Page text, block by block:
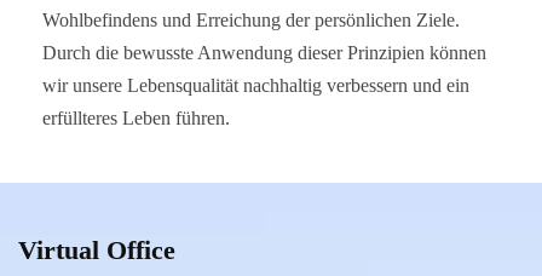
Wohlbefindens und Erreichung der persönlichen Ziele.
Durch die bewusste Anwendung dieser Prinzipien können
wir unsere Lebensqualität nachhaltig verbessern und ein
erfüllteres Leben führen.
Virtual Office